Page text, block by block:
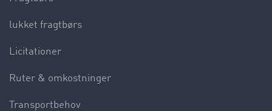
lukket fragtbørs
Licitationer
Ruter & omkostninger
Transportbehov